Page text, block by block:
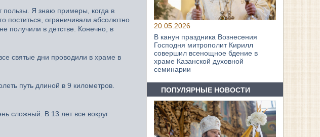
пользы. Я знаю примеры, когда в
поститься, ограничивали абсолютно
получили в детстве. Конечно, в
святые дни проводили в храме в
путь длиной в 9 километров.
сложный. В 13 лет все вокруг
20.05.2026
В канун праздника Вознесения
Господня митрополит Кирилл
совершил всенощное бдение в
храме Казанской духовной
семинарии
ПОПУЛЯРНЫЕ НОВОСТИ